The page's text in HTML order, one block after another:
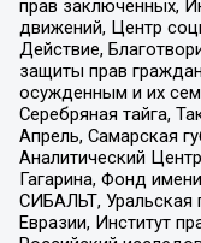
прав заключенных,
движений, Центр
Действие,
защиты прав
осужденным и их
Серебряная тайга,
Апрель, Самарская
Аналитический
Гагарина, Фонд
СИБАЛЬТ, Уральская
Евразии, Институт